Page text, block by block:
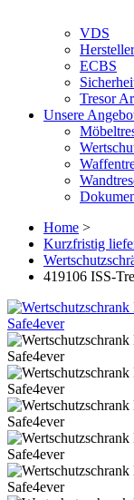
VDS
Hersteller
ECBS
Tresor
Unsere
Home >
Kurzfristig
419106 ISS-